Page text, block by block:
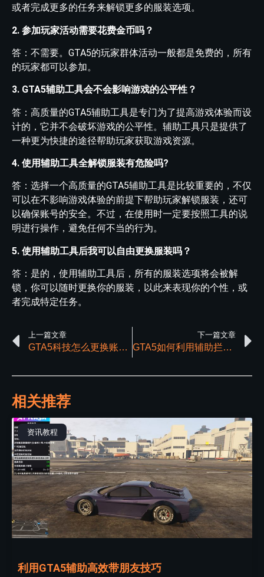
或者完成更多的任务来解锁更多的服装选项。
2. 参加玩家活动需要花费金币吗？
答：不需要。GTA5的玩家群体活动一般都是免费的，所有
的玩家都可以参加。
3. GTA5辅助工具会不会影响游戏的公平性？
答：高质量的GTA5辅助工具是专门为了提高游戏体验而设
计的，它并不会破坏游戏的公平性。辅助工具只是提供了
一种更为快捷的途径帮助玩家获取游戏资源。
4. 使用辅助工具全解锁服装有危险吗?
答：选择一个高质量的GTA5辅助工具是比较重要的，不仅
可以在不影响游戏体验的前提下帮助玩家解锁服装，还可
以确保账号的安全。不过，在使用时一定要按照工具的说
明进行操作，避免任何不当的行为。
5. 使用辅助工具后我可以自由更换服装吗？
答：是的，使用辅助工具后，所有的服装选项将会被解
锁，你可以随时更换你的服装，以此来表现你的个性，或
者完成特定任务。
上一篇文章
GTA5科技怎么更换账号和电脑使用
下一篇文章
GTA5如何利用辅助拦截恶意脚本
相关推荐
资讯教程
利用GTA5辅助高效带朋友技巧